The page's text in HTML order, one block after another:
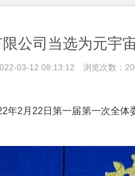
公司当选为元宇
03-12 08:13:12 浏览次数：
年2月22日第一届第一次全体